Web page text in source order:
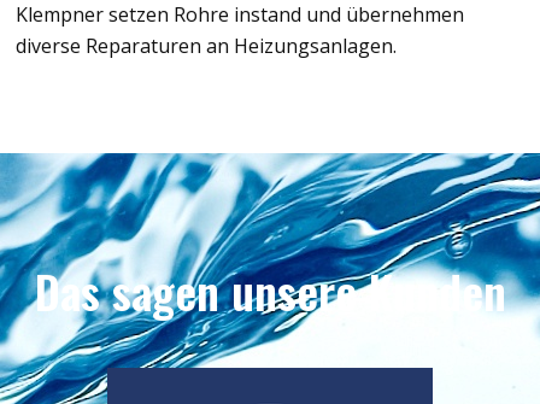
Klempner setzen Rohre instand und übernehmen
diverse Reparaturen an Heizungsanlagen.
Das sagen unsere Kunden